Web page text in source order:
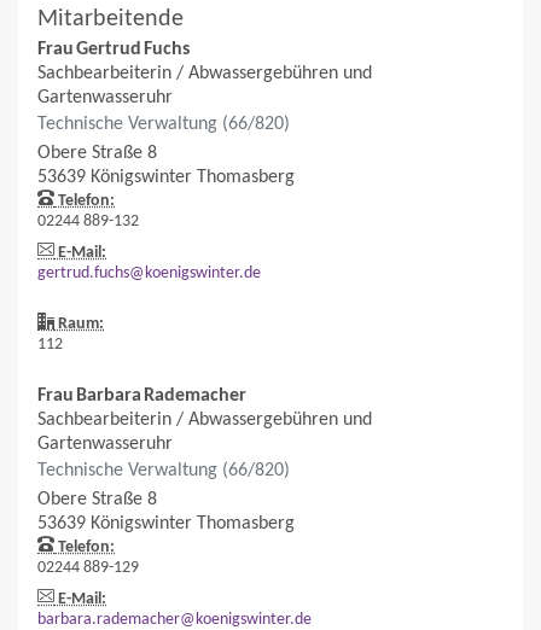
Mitarbeitende
FrauGertrudFuchs
Sachbearbeiterin / Abwassergebühren und
Gartenwasseruhr
Technische Verwaltung (66/820)
Obere Straße 8
53639 Königswinter Thomasberg
Telefon:
02244 889-132
E-Mail:
gertrud.fuchs@koenigswinter.de
Raum:
112
Frau Barbara Rademacher
Sachbearbeiterin / Abwassergebühren und
Gartenwasseruhr
Technische Verwaltung (66/820)
Obere Straße 8
53639 Königswinter Thomasberg
Telefon:
02244 889-129
E-Mail:
barbara.rademacher@koenigswinter.de